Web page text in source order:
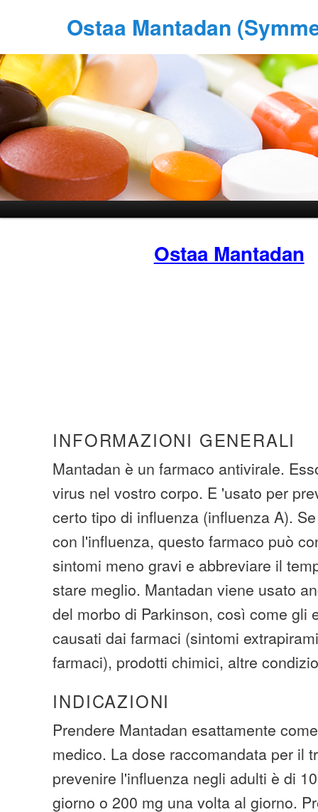
Ostaa Mantadan
Ostaa Mantadan
INFORMAZIONI GENERALI
Mantadan è un farmaco antivirale.
virus nel vostro corpo. E 'usato per
certo tipo di influenza (influenza A).
con l'influenza, questo farmaco può
sintomi meno gravi e abbreviare il
stare meglio. Mantadan viene usato
del morbo di Parkinson, così come gli
causati dai farmaci (sintomi
farmaci), prodotti chimici, altre
INDICAZIONI
Prendere Mantadan esattamente
medico. La dose raccomandata per il
prevenire l'influenza negli adulti è di
giorno o 200 mg una volta al giorno.